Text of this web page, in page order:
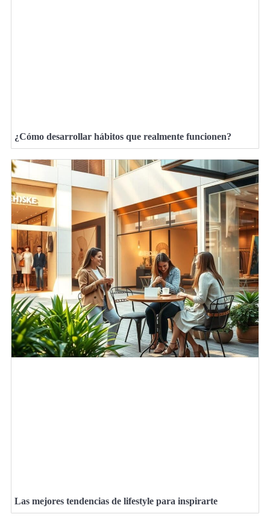
¿Cómo desarrollar hábitos que realmente funcionen?
Las mejores tendencias de lifestyle para inspirarte